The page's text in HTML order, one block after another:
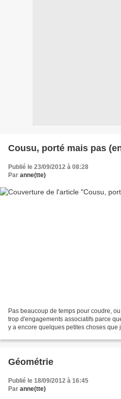
Cousu, porté mais pas
Publié le 23/09/2012 à 08:28
Par anne(tte)
Pas beaucoup de temps pour coudre,
trop d'engagements associatifs parce
y a encore quelques petites choses que
Géométrie
Publié le 18/09/2012 à 16:45
Par anne(tte)